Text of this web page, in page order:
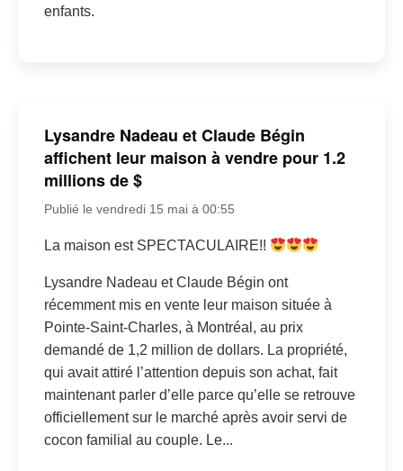
enfants.
Lysandre Nadeau et Claude Bégin
affichent leur maison à vendre pour 1.2
millions de $
Publié le vendredi 15 mai à 00:55
La maison est SPECTACULAIRE!!
Lysandre Nadeau et Claude Bégin ont
récemment mis en vente leur maison située à
Pointe-Saint-Charles, à Montréal, au prix
demandé de 1,2 million de dollars. La propriété,
qui avait attiré l’attention depuis son achat, fait
maintenant parler d’elle parce qu’elle se retrouve
officiellement sur le marché après avoir servi de
cocon familial au couple. Le...